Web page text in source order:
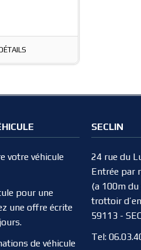
votre véhicule
pour une
une offre écrite
de véhicule
SECLIN
24 rue du
Entrée par
(a 100m du
trottoir
59113 -
Tel: